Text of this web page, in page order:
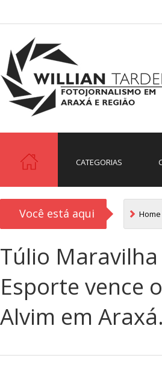
CATEGORIAS
Você está aqui Home
Túlio
Esporte vence
Alvim em Araxá.